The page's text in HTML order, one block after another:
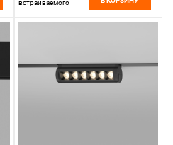
встраиваемого